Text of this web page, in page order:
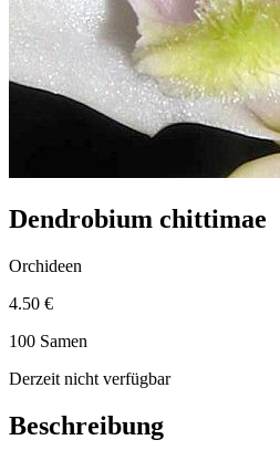
Dendrobium chittimae
Orchideen
4.50 €
100 Samen
Derzeit nicht verfügbar
Beschreibung